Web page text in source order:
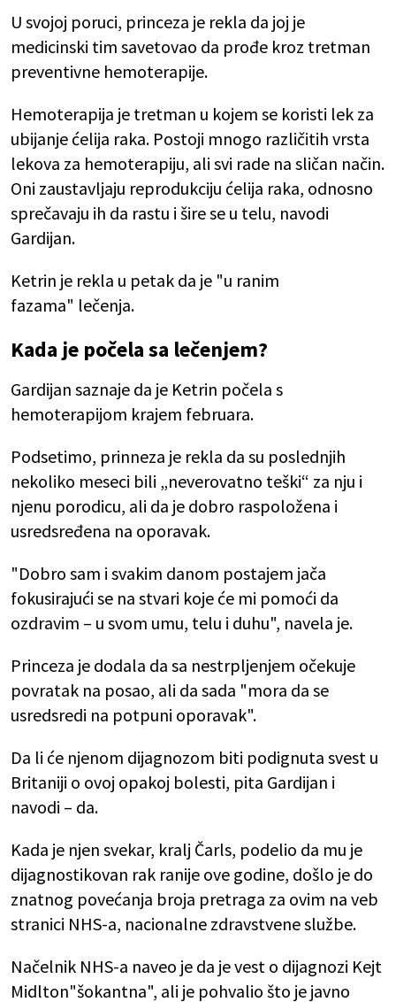
U svojoj poruci, princeza je rekla da joj je
medicinski tim savetovao da prođe kroz tretman
preventivne hemoterapije.
Hemoterapija je tretman u kojem se koristi lek za
ubijanje ćelija raka. Postoji mnogo različitih vrsta
lekova za hemoterapiju, ali svi rade na sličan način.
Oni zaustavljaju reprodukciju ćelija raka, odnosno
sprečavaju ih da rastu i šire se u telu, navodi
Gardijan.
Ketrin je rekla u petak da je "u ranim
fazama" lečenja.
Kada je počela sa lečenjem?
Gardijan saznaje da je Ketrin počela s
hemoterapijom krajem februara.
Podsetimo, prinneza je rekla da su poslednjih
nekoliko meseci bili „neverovatno teški“ za nju i
njenu porodicu, ali da je dobro raspoložena i
usredsređena na oporavak.
"Dobro sam i svakim danom postajem jača
fokusirajući se na stvari koje će mi pomoći da
ozdravim – u svom umu, telu i duhu", navela je.
Princeza je dodala da sa nestrpljenjem očekuje
povratak na posao, ali da sada "mora da se
usredsredi na potpuni oporavak".
Da li će njenom dijagnozom biti podignuta svest u
Britaniji o ovoj opakoj bolesti, pita Gardijan i
navodi – da.
Kada je njen svekar, kralj Čarls, podelio da mu je
dijagnostikovan rak ranije ove godine, došlo je do
znatnog povećanja broja pretraga za ovim na veb
stranici NHS-a, nacionalne zdravstvene službe.
Načelnik NHS-a naveo je da je vest o dijagnozi Kejt
Midlton"šokantna", ali je pohvalio što je javno